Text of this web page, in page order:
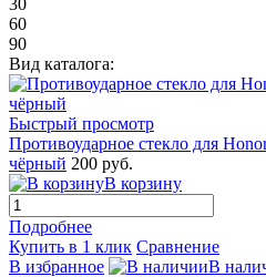
60
90
Вид каталога:
Быстрый просмотр
Противоударное стекло для
чёрный 200 руб.
В корзину
Подробнее
Купить в 1 клик Сравнение
В избранное
В